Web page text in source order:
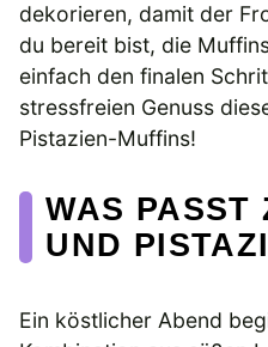
dekorieren, damit der
du bereit bist, die
einfach den finalen
stressfreien Genuss
Pistazien-Muffins!
WAS PASST
UND
Ein köstlicher Abend